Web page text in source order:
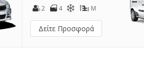
2
4 M
Δείτε Προσφορά